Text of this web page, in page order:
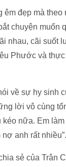
đẹp mà
chuyện muốn
nhau, cãi suốt
Phước và
về sự hy sinh
lời vô cùng
kéo nữa. Em
anh rất nhiều”.
sẻ của Trân